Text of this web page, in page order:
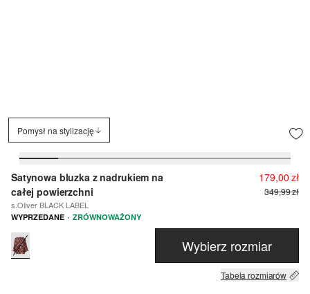
Pomysł na stylizację
Satynowa bluzka z nadrukiem na
całej powierzchni
s.Oliver BLACK LABEL
179,00 zł
349,99 zł
WYPRZEDANE · ZRÓWNOWAŻONY
Wybierz rozmiar
Tabela rozmiarów